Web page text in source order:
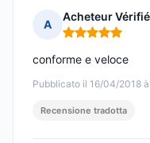
A
Acheteur Vérifié
Nota: 5 su 5
Pubblicato il 16/04/2018 à
conforme e veloce
Recensione tradotta